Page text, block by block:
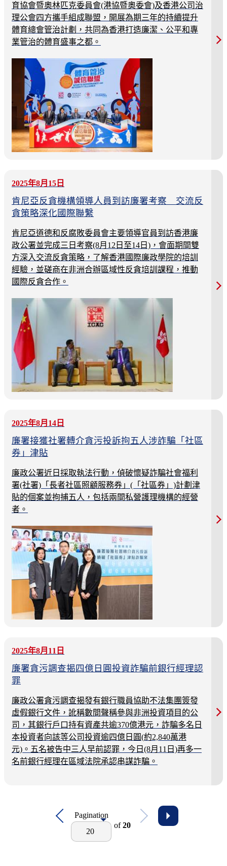
育協會暨奧林匹克委員會(港協暨奧委會)及香港公司治
理公會四方攜手組成聯盟，開展為期三年的持續提升
體育總會管治計劃，共同為香港打造廉潔、公平和專
業管治的體育盛事之都。
2025年8月15日
肯尼亞反貪機構領導人員到訪廉署考察 交流反
貪策略深化國際聯繫
肯尼亞道德和反腐敗委員會主要領導官員到訪香港廉
政公署並完成三日考察(8月12日至14日)，會面期間雙
方深入交流反貪策略，了解香港國際廉政學院的培訓
經驗，並磋商在非洲合辦區域性反貪培訓課程，推動
國際反貪合作。
2025年8月14日
廉署接獲社署轉介貪污投訴拘五人涉詐騙「社區
券」津貼
廉政公署近日採取執法行動，偵破懷疑詐騙社會福利
署(社署)「長者社區照顧服務券」(「社區券」)計劃津
貼的個案並拘捕五人，包括兩間私營護理機構的經營
者。
2025年8月11日
廉署貪污調查揭四億日圓投資詐騙前銀行經理認
罪
廉政公署貪污調查揭發有銀行職員協助不法集團簽發
虛假銀行文件，訛稱數間聲稱參與非洲投資項目的公
司，其銀行戶口持有資產共逾370億港元，詐騙多名日
本投資者向該等公司投資逾四億日圓(約2,840萬港
元)。五名被告中三人早前認罪，今日(8月11日)再多一
名前銀行經理在區域法院承認串謀詐騙。
Pagination
20
of20